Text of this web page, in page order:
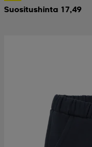
Suositushinta 17,49